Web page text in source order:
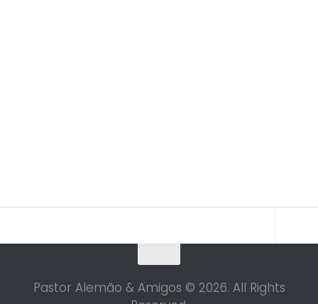
Pastor Alemão & Amigos © 2026. All Rights